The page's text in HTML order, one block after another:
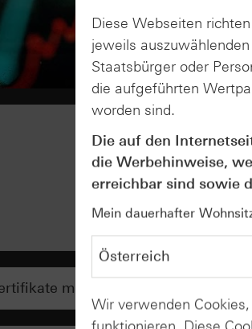
Diese Webseiten
jeweils
Staatsbürger oder
die aufgeführten
worden sind.
Die auf den
die Werbehinweise,
erreichbar sind sowie
Mein dauerhafter
Wir verwenden